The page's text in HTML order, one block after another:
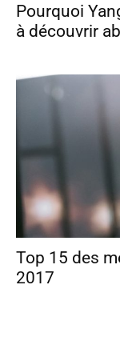
Pourquoi
à découvrir
Top 15 des
2017